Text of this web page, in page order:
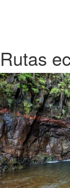
Rutas